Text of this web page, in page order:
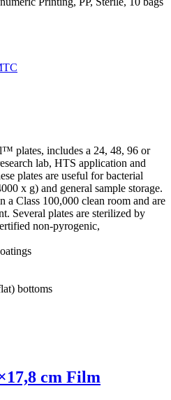
plates, includes a 24, 48, 96 or
lab, HTS application and
plates are useful for bacterial
x g) and general sample storage.
a Class 100,000 clean room and are
Several plates are sterilized by
non-pyrogenic,
bottoms
cm Film